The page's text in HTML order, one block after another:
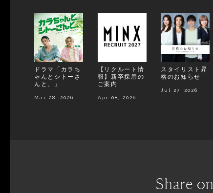
ドラマ「カラち
ゃんとシトーさ
んと、」
Mar 28, 2026
【リクルート情
報】新卒採用の
ご案内
Apr 08, 2026
スタイリスト昇
格のお知らせ
Jul 27, 2026
Share on